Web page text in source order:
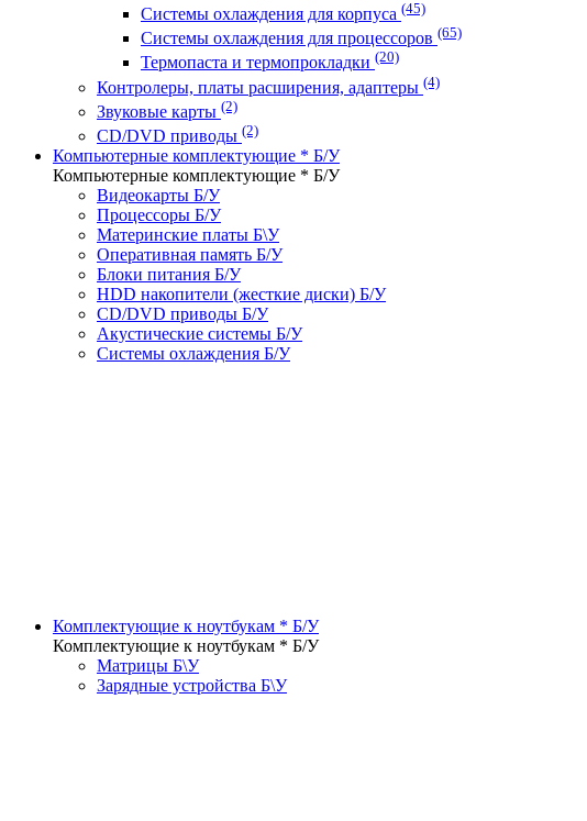
Системы охлаждения для корпуса (45)
Системы охлаждения для процессоров (65)
Термопаста и термопрокладки (20)
Контролеры, платы расширения, адаптеры (4)
Звуковые карты (2)
CD/DVD приводы (2)
Компьютерные комплектующие * Б/У
Компьютерные комплектующие * Б/У
Видеокарты Б/У
Процессоры Б/У
Материнские платы Б\У
Оперативная память Б/У
Блоки питания Б/У
HDD накопители (жесткие диски) Б/У
CD/DVD приводы Б/У
Акустические системы Б/У
Системы охлаждения Б/У
Комплектующие к ноутбукам * Б/У
Комплектующие к ноутбукам * Б/У
Матрицы Б\У
Зарядные устройства Б\У